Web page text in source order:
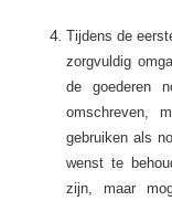
Tijdens de
zorgvuldig
de goederen
omschreven,
gebruiken als
wenst te
zijn, maar